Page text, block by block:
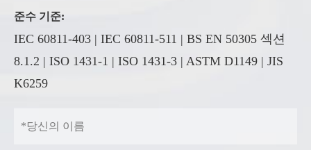
준수 기준:
IEC 60811-403 | IEC 60811-511 | BS EN 50305 섹션
8.1.2 | ISO 1431-1 | ISO 1431-3 | ASTM D1149 | JIS
K6259